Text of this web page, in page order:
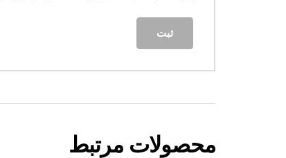
محصولات مرتبط